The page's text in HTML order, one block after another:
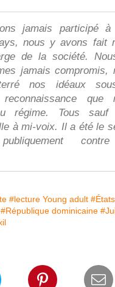
jamais participé à
nous y avons fait
de la société.
jamais compromis,
nos idéaux
reconnaissance que
régime. Tous sauf
à mi-voix. Il a été le
#lecture Young adult
#République dominicaine